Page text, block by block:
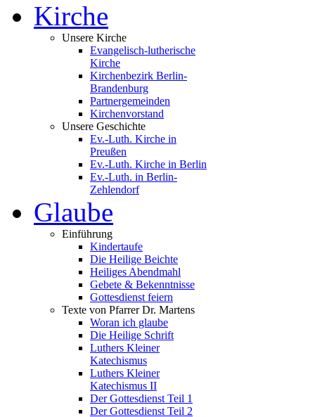
Kirche
Unsere Kirche
Evangelisch-lutherische
Kirche
Kirchenbezirk Berlin-
Brandenburg
Partnergemeinden
Kirchenvorstand
Unsere Geschichte
Ev.-Luth. Kirche in
Preußen
Ev.-Luth. Kirche in Berlin
Ev.-Luth. in Berlin-
Zehlendorf
Glaube
Einführung
Kindertaufe
Die Heilige Beichte
Heiliges Abendmahl
Gebete & Bekenntnisse
Gottesdienst feiern
Texte von Pfarrer Dr. Martens
Woran ich glaube
Die Heilige Schrift
Luthers Kleiner
Katechismus
Luthers Kleiner
Katechismus II
Der Gottesdienst Teil 1
Der Gottesdienst Teil 2